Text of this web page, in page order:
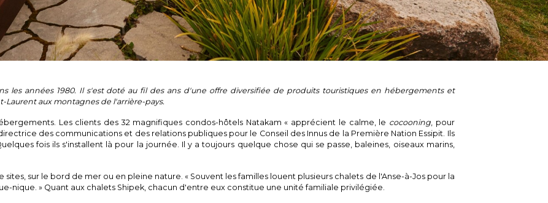
les années 1980. Il s'est doté au fil des ans d'une offre diversifiée de produits touristiques en hébergements et
Laurent aux montagnes de l'arrière-pays.
Les clients des 32 magnifiques condos-hôtels Natakam « apprécient le calme, le cocooning, pour
des communications et des relations publiques pour le Conseil des Innus de la Première Nation Essipit. Ils
fois ils s'installent là pour la journée. Il y a toujours quelque chose qui se passe, baleines, oiseaux marins,
sur le bord de mer ou en pleine nature. « Souvent les familles louent plusieurs chalets de l'Anse-à-Jos pour la
nique. » Quant aux chalets Shipek, chacun d'entre eux constitue une unité familiale privilégiée.